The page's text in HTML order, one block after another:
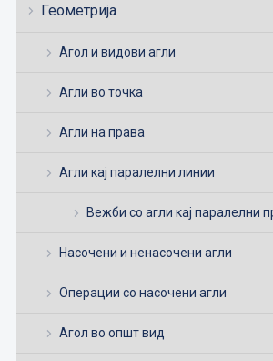
Геометрија
Агол и видови агли
Агли во точка
Агли на права
Агли кај паралелни линии
Вежби со агли кај паралелни
Насочени и ненасочени агли
Операции со насочени агли
Агол во општ вид